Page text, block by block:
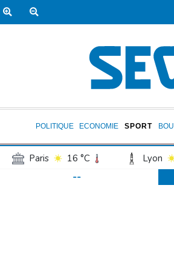
POLITIQUE ECONOMIE SPORT
Paris 16 °C Lyon
Luxembourg
--